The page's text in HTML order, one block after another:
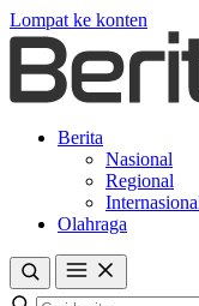
Lompat ke konten
Berita
Nasional
Regional
Olahraga